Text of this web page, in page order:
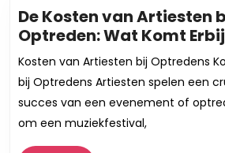
De Kosten van Artiesten
Optreden: Wat Komt
Kosten van Artiesten bij Optredens
bij Optredens Artiesten spelen een
succes van een evenement of
om een muziekfestival,